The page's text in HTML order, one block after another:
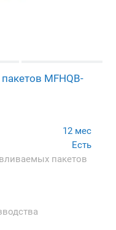
MFHQB-
12 мес
Есть
пакетов